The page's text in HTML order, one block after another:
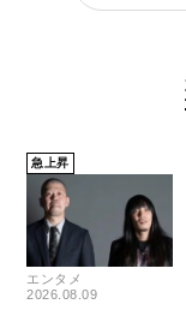
急上昇
エンタメ
2026.08.09